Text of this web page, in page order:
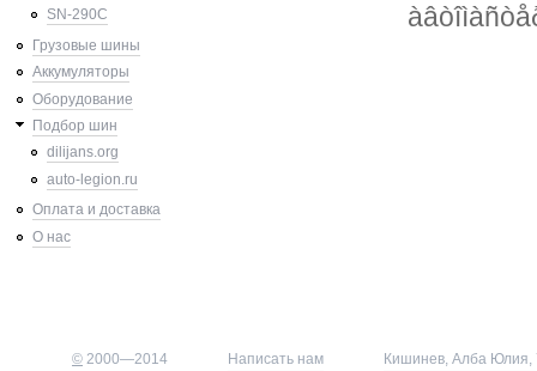
SN-290C
Грузовые шины
Аккумуляторы
Оборудование
Подбор шин
dilijans.org
auto-legion.ru
Оплата и доставка
О нас
© 2000—2014
Написать нам
Кишинев, Алба Юлия,